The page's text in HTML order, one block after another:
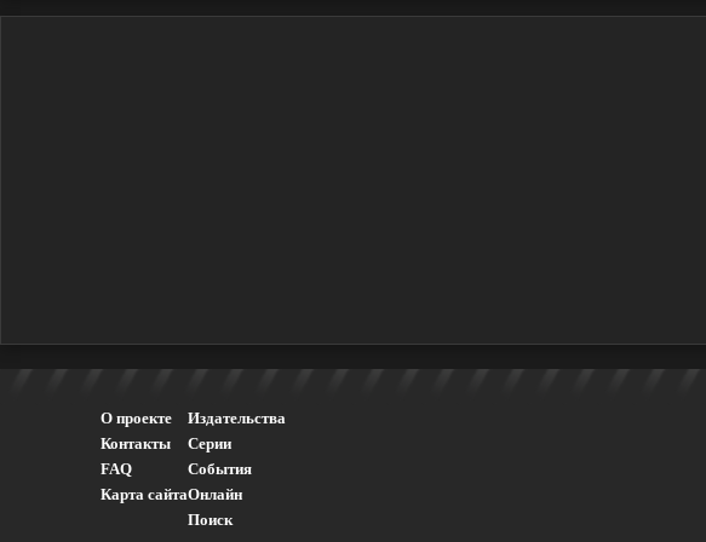
О проекте
Контакты
FAQ
Карта сайта
Издательства
Серии
События
Онлайн
Поиск